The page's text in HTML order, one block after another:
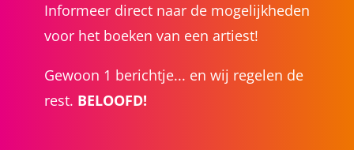
Informeer direct naar de mogelijkheden
voor het boeken van een artiest!
Gewoon 1 berichtje... en wij regelen de
rest. BELOOFD!